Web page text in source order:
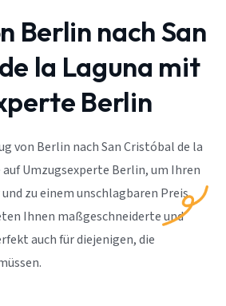
Berlin nach San
la Laguna mit
Berlin
von Berlin nach San Cristóbal de la
auf Umzugsexperte Berlin, um Ihren
zu einem unschlagbaren Preis
Ihnen maßgeschneiderte und
auch für diejenigen, die